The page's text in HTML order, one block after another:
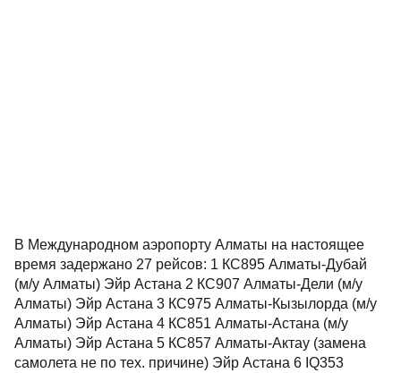
В Международном аэропорту Алматы на настоящее
время задержано 27 рейсов: 1 КС895 Алматы-Дубай
(м/у Алматы) Эйр Астана 2 КС907 Алматы-Дели (м/у
Алматы) Эйр Астана 3 КС975 Алматы-Кызылорда (м/у
Алматы) Эйр Астана 4 КС851 Алматы-Астана (м/у
Алматы) Эйр Астана 5 КС857 Алматы-Актау (замена
самолета не по тех. причине) Эйр Астана 6 IQ353